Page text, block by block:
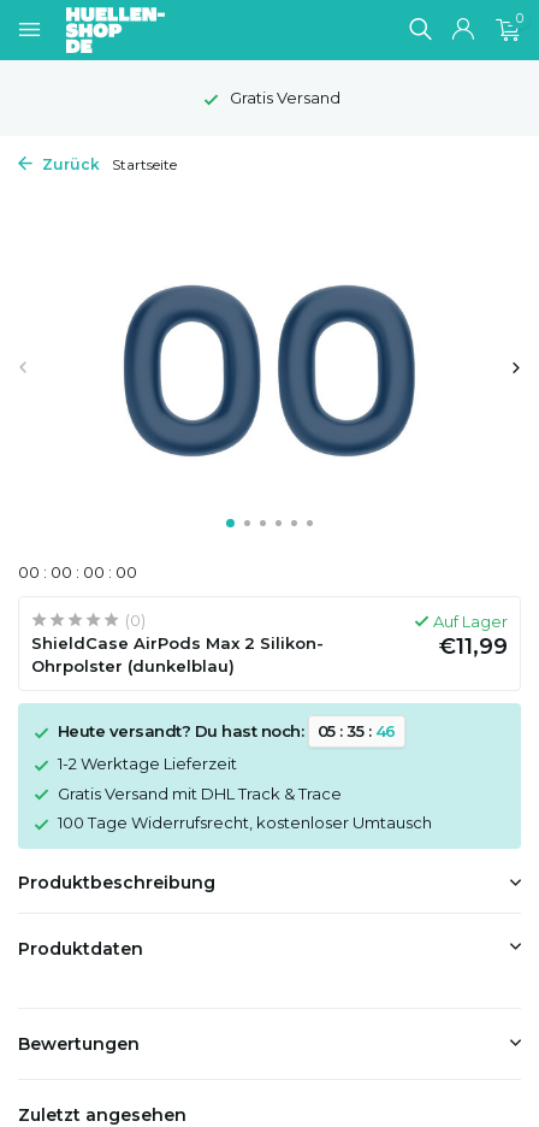
0
Gratis Versand
Zurück Startseite
00 : 00 : 00 : 00
(0)
ShieldCase AirPods Max 2 Silikon-
Ohrpolster (dunkelblau)
Auf Lager
€11,99
Heute versandt? Du hast noch: 05 :35 : 45
1-2 Werktage Lieferzeit
Gratis Versand mit DHL Track & Trace
100 Tage Widerrufsrecht, kostenloser Umtausch
Produktbeschreibung
Produktdaten
Bewertungen
Zuletzt angesehen